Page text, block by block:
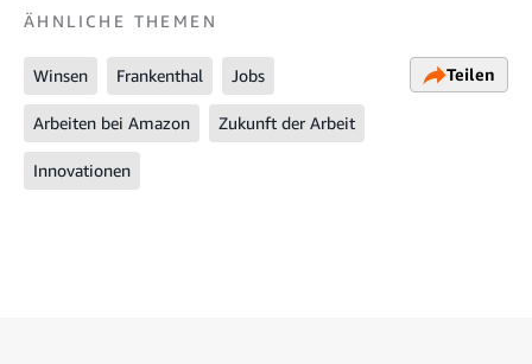
ÄHNLICHE THEMEN
Winsen Frankenthal Jobs
Arbeiten bei Amazon Zukunft der Arbeit
Innovationen
Teilen